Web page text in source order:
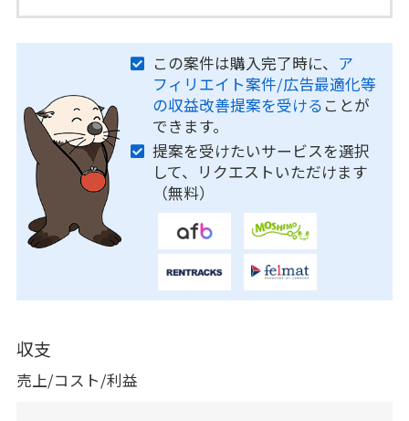
この案件は購入完了時に、 ア
フィリエイト案件/広告最適化等
の収益改善提案を受ける ことが
できます。
提案を受けたいサービスを選択
して、リクエストいただけます
（無料）
収支
売上/コスト/利益